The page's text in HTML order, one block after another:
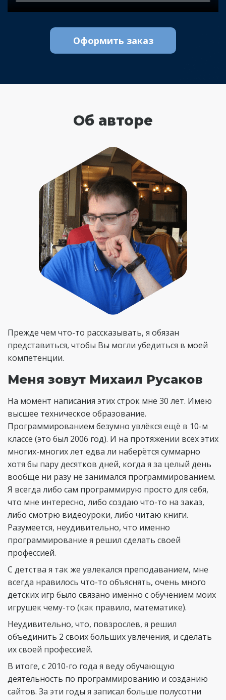
Оформить заказ
Об авторе
Прежде чем что-то рассказывать, я обязан
представиться, чтобы Вы могли убедиться в моей
компетенции.
Меня зовут Михаил Русаков
На момент написания этих строк мне 30 лет. Имею
высшее техническое образование.
Программированием безумно увлёкся ещё в 10-м
классе (это был 2006 год). И на протяжении всех этих
многих-многих лет едва ли наберётся суммарно
хотя бы пару десятков дней, когда я за целый день
вообще ни разу не занимался программированием.
Я всегда либо сам программирую просто для себя,
что мне интересно, либо создаю что-то на заказ,
либо смотрю видеоуроки, либо читаю книги.
Разумеется, неудивительно, что именно
программирование я решил сделать своей
профессией.
С детства я так же увлекался преподаванием, мне
всегда нравилось что-то объяснять, очень много
детских игр было связано именно с обучением моих
игрушек чему-то (как правило, математике).
Неудивительно, что, повзрослев, я решил
объединить 2 своих больших увлечения, и сделать
их своей профессией.
В итоге, с 2010-го года я веду обучающую
деятельность по программированию и созданию
сайтов. За эти годы я записал больше полусотни